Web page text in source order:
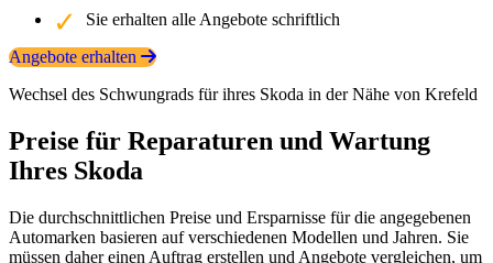
Sie erhalten alle Angebote schriftlich
Angebote erhalten
Wechsel des Schwungrads für ihres Skoda in der Nähe von Krefeld
Preise für Reparaturen und Wartung
Ihres Skoda
Die durchschnittlichen Preise und Ersparnisse für die angegebenen
Automarken basieren auf verschiedenen Modellen und Jahren. Sie
müssen daher einen Auftrag erstellen und Angebote vergleichen, um